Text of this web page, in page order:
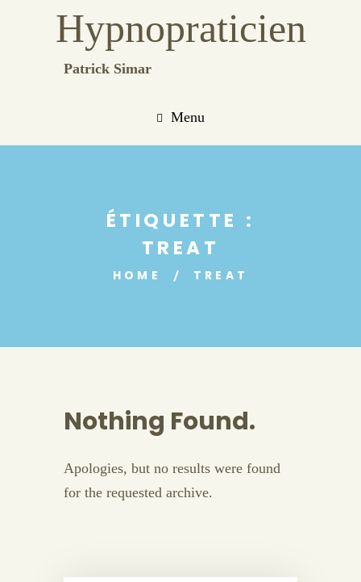
Hypnopraticien
Patrick Simar
Menu
ÉTIQUETTE :
TREAT
HOME TREAT
Nothing Found.
Apologies, but no results were found
for the requested archive.